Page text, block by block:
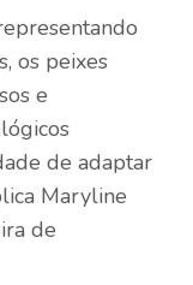
os peixes
e
de adaptar
Maryline
de